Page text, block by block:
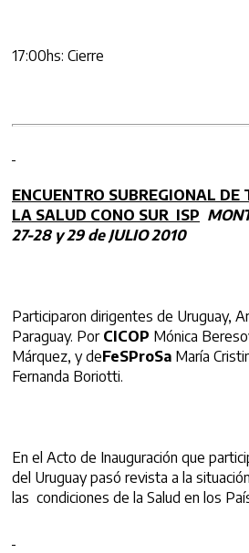
17:00hs: Cierre
ENCUENTRO SUBREGIONAL DE
LA SALUD CONO SUR ISP
27-28 y29 de JULIO 2010
Participaron dirigentes de Uruguay,
Paraguay. Por CICOP Mónica
Márquez, y deFeSProSa María
Fernanda Boriotti.
En el Acto de Inauguración que
del Uruguay pasó revista a la
las condiciones de la Salud en los